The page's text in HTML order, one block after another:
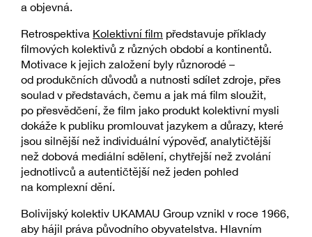
a objevná.
Retrospektiva Kolektivní film představuje příklady
filmových kolektivů z různých období a kontinentů.
Motivace k jejich založení byly různorodé –
od produkčních důvodů a nutnosti sdílet zdroje, přes
soulad v představách, čemu a jak má film sloužit,
po přesvědčení, že film jako produkt kolektivní mysli
dokáže k publiku promlouvat jazykem a důrazy, které
jsou silnější než individuální výpověď, analytičtější
než dobová mediální sdělení, chytřejší než zvolání
jednotlivců a autentičtější než jeden pohled
na komplexní dění.
Bolivijský kolektiv UKAMAU Group vznikl v roce 1966,
aby hájil práva původního obyvatelstva. Hlavním